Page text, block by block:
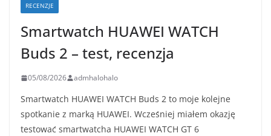
RECENZJE
Smartwatch HUAWEI WATCH
Buds 2 – test, recenzja
05/08/2026 admhalohalo
Smartwatch HUAWEI WATCH Buds 2 to moje kolejne
spotkanie z marką HUAWEI. Wcześniej miałem okazję
testować smartwatcha HUAWEI WATCH GT 6